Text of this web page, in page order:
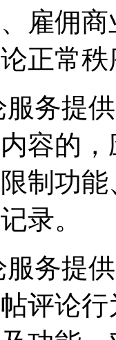
雇佣
正常
务提
容的
制功
录。
务提
评论